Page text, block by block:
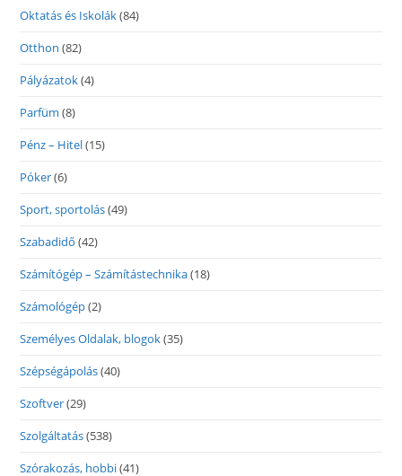
Oktatás és Iskolák(84)
Otthon (82)
Pályázatok(4)
Parfüm (8)
Pénz – Hitel(15)
Póker(6)
Sport, sportolás(49)
Szabadidő (42)
Számítógép – Számítástechnika(18)
Számológép(2)
Személyes Oldalak, blogok(35)
Szépségápolás(40)
Szoftver(29)
Szolgáltatás(538)
Szórakozás, hobbi(41)